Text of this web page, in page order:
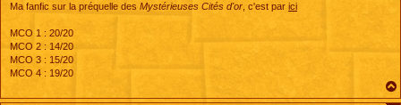
Ma fanfic sur la préquelle des Mystérieuses Cités d'or , c'est par ici
MCO 1 : 20/20
MCO 2 : 14/20
MCO 3 : 15/20
MCO 4 : 19/20